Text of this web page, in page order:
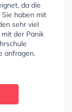
da die
haben mit
sehr viel
der Panik
anfragen.